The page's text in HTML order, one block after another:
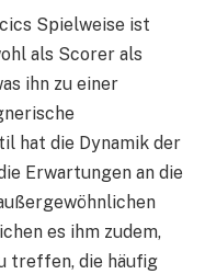
Spielweise ist
als Scorer als
ihn zu einer
hat die Dynamik der
Erwartungen an die
es ihm zudem,
treffen, die häufig